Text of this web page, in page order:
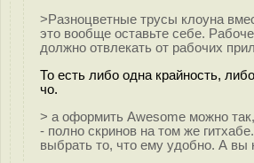
>Разноцветные трусы клоуна
это вообще оставьте себе.
должно отвлекать от рабочих
То есть либо одна крайность,
чо.
> а оформить Awesome можно
- полно скринов на том же
выбрать то, что ему удобно. А вы